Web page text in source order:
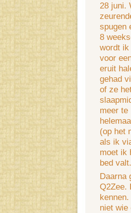
28 juni.
spugen
8
wordt ik
voor
eruit
gehad
of ze
meer te
(op het
als ik
moet ik
bed
Daarna
Q2Zee.
niet wie